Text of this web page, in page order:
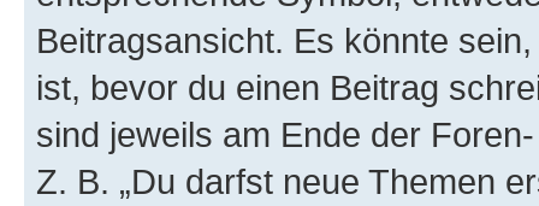
Beitragsansicht. Es könnte
ist, bevor du einen Beitrag
sind jeweils am Ende der
Z. B. „Du darfst neue Themen